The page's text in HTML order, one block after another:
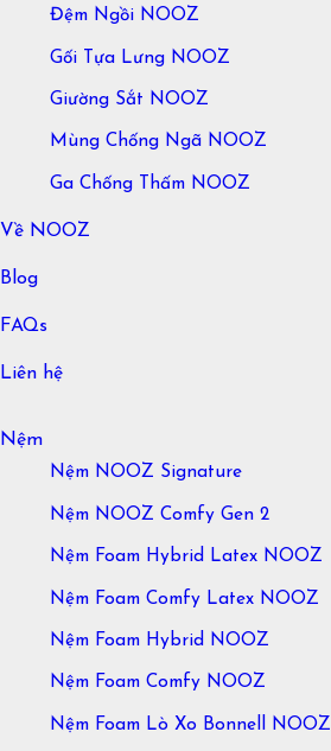
Đệm Ngồi NOOZ
Gối Tựa Lưng NOOZ
Giường Sắt NOOZ
Mùng Chống Ngã NOOZ
Ga Chống Thấm NOOZ
Về NOOZ
Blog
FAQs
Liên hệ
Nệm
Nệm NOOZ Signature
Nệm NOOZ Comfy Gen 2
Nệm Foam Hybrid Latex NOOZ
Nệm Foam Comfy Latex NOOZ
Nệm Foam Hybrid NOOZ
Nệm Foam Comfy NOOZ
Nệm Foam Lò Xo Bonnell NOOZ